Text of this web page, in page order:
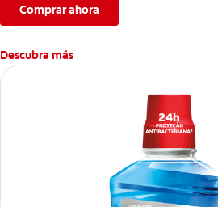
Comprar ahora
Descubra más